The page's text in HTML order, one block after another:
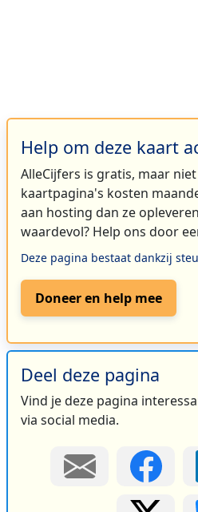
Help om deze kaart
AlleCijfers is gratis, maar
kaartpagina's kosten
aan hosting dan ze
waardevol? Help ons door
Deze pagina bestaat dankzij
Doneer en help mee
Deel deze pagina
Vind je deze pagina
via social media.